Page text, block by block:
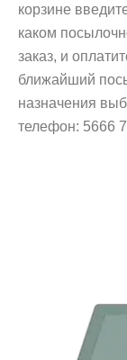
корзине
каком
заказ, и
ближайший
назначения
телефон: 5666